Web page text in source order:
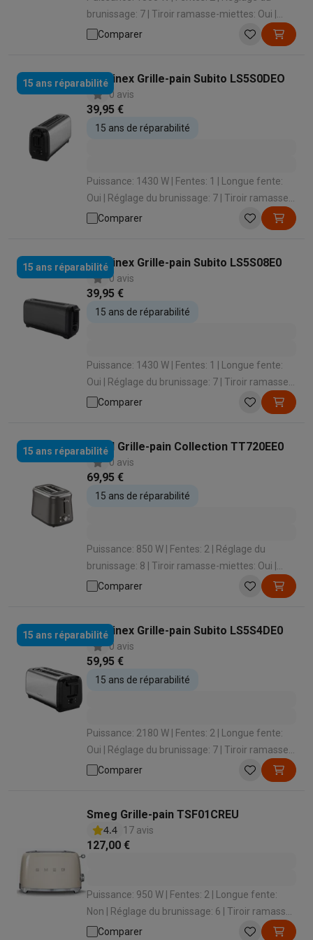
brunissage: 7 | Tiroir ramasse-miettes: Oui |
Fonction de surélevage: Oui
Comparer
15 ans réparabilitéMoulinex Grille-pain Subito LS5S0DEO
0 avis
39,95 €
15 ans de réparabilité
Puissance: 1430 W | Fentes: 1 | Longue fente:
Oui | Réglage du brunissage: 7 | Tiroir ramasse-
miettes: Oui
Comparer
15 ans réparabilitéMoulinex Grille-pain Subito LS5S08E0
0 avis
39,95 €
15 ans de réparabilité
Puissance: 1430 W | Fentes: 1 | Longue fente:
Oui | Réglage du brunissage: 7 | Tiroir ramasse-
miettes: Oui
Comparer
15 ans réparabilitéTefal Grille-pain Collection TT720EE0
0 avis
69,95 €
15 ans de réparabilité
Puissance: 850 W | Fentes: 2 | Réglage du
brunissage: 8 | Tiroir ramasse-miettes: Oui |
Fonction de surélevage: Oui
Comparer
15 ans réparabilitéMoulinex Grille-pain Subito LS5S4DE0
0 avis
59,95 €
15 ans de réparabilité
Puissance: 2180 W | Fentes: 2 | Longue fente:
Oui | Réglage du brunissage: 7 | Tiroir ramasse-
miettes: Oui
Comparer
Smeg Grille-pain TSF01CREU
4.4 17 avis
127,00 €
Puissance: 950 W | Fentes: 2 | Longue fente:
Non | Réglage du brunissage: 6 | Tiroir ramasse-
miettes: Oui
Comparer